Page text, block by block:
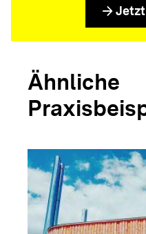
arrow_forward
Ähnliche